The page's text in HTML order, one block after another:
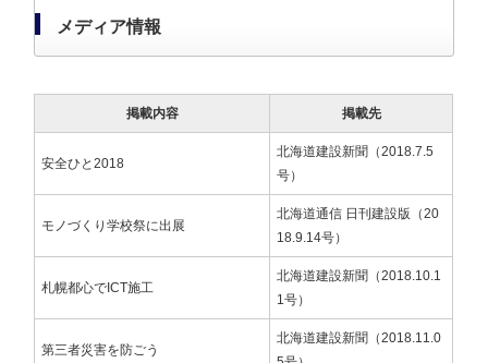
メディア情報
掲載内容 掲載先
安全ひと2018​​​​​​​
北海道建設新聞（2018.7.5
号）
モノづくり学校祭に出展
北海道通信 日刊建設版（20
18.9.14号）
札幌都心でICT施工
北海道建設新聞（2018.10.1
1号）
第三者災害を防ごう​​​​​​​
北海道建設新聞（2018.11.0